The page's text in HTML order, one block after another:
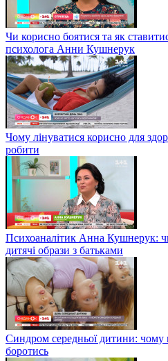
Чи корисно боятися та як
психолога Анни Кушнерук
Чому лінуватися корисно для
робити
Психоаналітик Анна Кушнерук:
дитячі образи з батьками
Синдром середньої дитини: чому
боротись